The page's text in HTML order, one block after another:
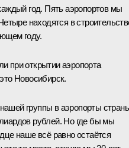
год. Пять аэропортов мы
находятся в
году.
при открытии аэропорта
Новосибирск.
группы в аэропорты
рублей. Но где бы мы
наше всё равно остаётся